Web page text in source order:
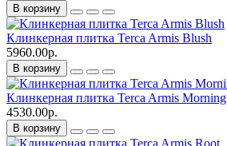
В корзину
Клинкерная плитка Terca Armis Blush
5960.00р.
В корзину
Клинкерная плитка Terca Armis Morning
4530.00р.
В корзину